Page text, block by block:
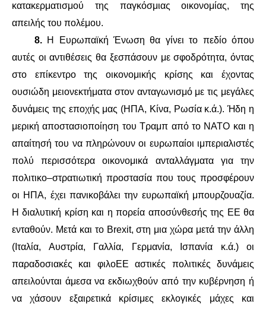
κατακερματισμού της παγκόσμιας οικονομίας, της
απειλής του πολέμου.
8.Η Ευρωπαϊκή Ένωση θα γίνει το πεδίο όπου
αυτές οι αντιθέσεις θα ξεσπάσουν με σφοδρότητα, όντας
στο επίκεντρο της οικονομικής κρίσης και έχοντας
ουσιώδη μειονεκτήματα στον ανταγωνισμό με τις μεγάλες
δυνάμεις της εποχής μας (ΗΠΑ, Κίνα, Ρωσία κ.ά.). Ήδη η
μερική αποστασιοποίηση του Τραμπ από το ΝΑΤΟ και η
απαίτησή του να πληρώνουν οι ευρωπαίοι ιμπεριαλιστές
πολύ περισσότερα οικονομικά ανταλλάγματα για την
πολιτικο–στρατιωτική προστασία που τους προσφέρουν
οι ΗΠΑ, έχει πανικοβάλει την ευρωπαϊκή μπουρζουαζία.
Η διαλυτική κρίση και η πορεία αποσύνθεσής της ΕΕ θα
ενταθούν. Μετά και το Brexit, στη μια χώρα μετά την άλλη
(Ιταλία, Αυστρία, Γαλλία, Γερμανία, Ισπανία κ.ά.) οι
παραδοσιακές και φιλοΕΕ αστικές πολιτικές δυνάμεις
απειλούνται άμεσα να εκδιωχθούν από την κυβέρνηση ή
να χάσουν εξαιρετικά κρίσιμες εκλογικές μάχες και